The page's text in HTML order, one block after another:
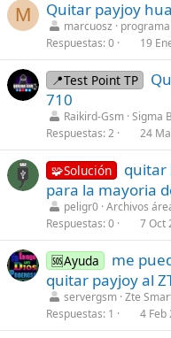
M Quitar payjoy
marcuosz
Respuestas 0 19
📍Test Point TP
710
Raikird-Gsm Sigma
Respuestas 2 24
🧩Solución
quitar
para la mayoria
peligr0 Archivos
Respuestas 0 7 Oct
🆘Ayuda
me
quitar payjoy al
servergsm Zte
Respuestas 1 4 Feb